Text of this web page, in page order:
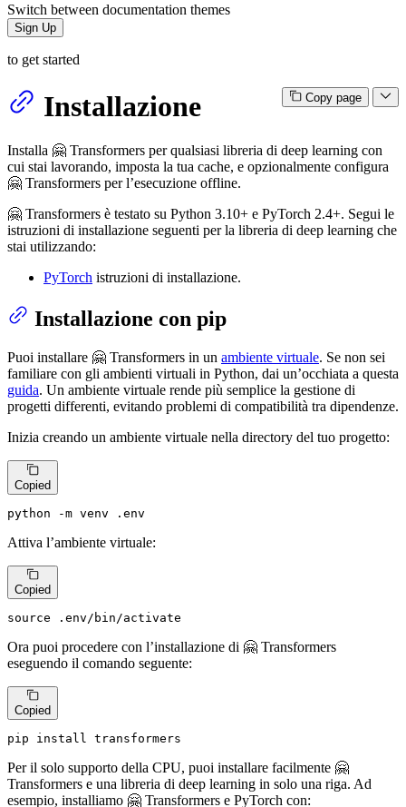
Switch between documentation themes
Sign Up
to get started
Copy page
Installazione
Installa 🤗 Transformers per qualsiasi libreria di deep learning con
cui stai lavorando, imposta la tua cache, e opzionalmente configura
🤗 Transformers per l’esecuzione offline.
🤗 Transformers è testato su Python 3.10+ e PyTorch 2.4+. Segui le
istruzioni di installazione seguenti per la libreria di deep learning che
stai utilizzando:
PyTorch istruzioni di installazione.
Installazione con pip
Puoi installare 🤗 Transformers in un ambiente virtuale. Se non sei
familiare con gli ambienti virtuali in Python, dai un’occhiata a questa
guida. Un ambiente virtuale rende più semplice la gestione di
progetti differenti, evitando problemi di compatibilità tra dipendenze.
Inizia creando un ambiente virtuale nella directory del tuo progetto:
Copied
python -m venv . env
Attiva l’ambiente virtuale:
Copied
source . env /bin/activate
Ora puoi procedere con l’installazione di 🤗 Transformers
eseguendo il comando seguente:
Copied
pip install transformers
Per il solo supporto della CPU, puoi installare facilmente 🤗
Transformers e una libreria di deep learning in solo una riga. Ad
esempio, installiamo 🤗 Transformers e PyTorch con: